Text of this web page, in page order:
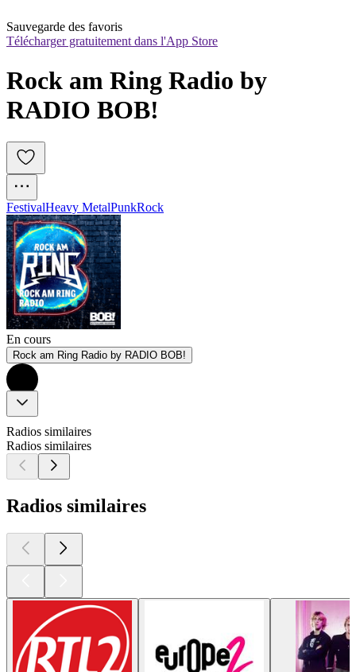
Sauvegarde des favoris
Télécharger gratuitement dans l'App Store
Rock am Ring Radio by
RADIO BOB!
FestivalHeavy MetalPunkRock
En cours
Rock am Ring Radio by RADIO BOB!
Radios similaires
Radios similaires
Radios similaires